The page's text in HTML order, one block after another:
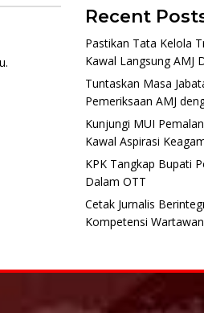
Recent
Pastikan Tata Kelola
Kawal Langsung AMJ
Tuntaskan Masa
Pemeriksaan AMJ
Kunjungi MUI
Kawal Aspirasi
KPK Tangkap Bupati
Dalam OTT
Cetak Jurnalis
Kompetensi